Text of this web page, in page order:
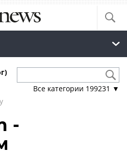
Все категории 199231 ▼
-